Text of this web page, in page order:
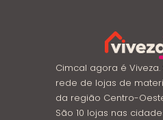
Cimcal agora é
rede de lojas de
da região Centro-
São 10 lojas nas